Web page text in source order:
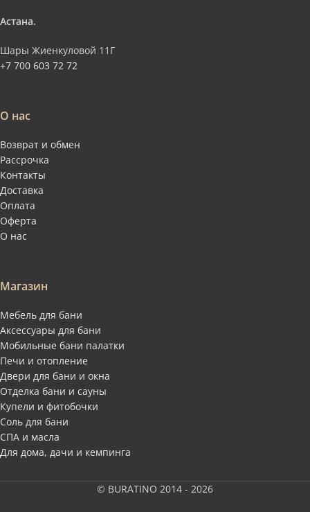
Астана.
Шары Жиенкуловой 11Г
+7 700 603 72 72
О нас
Возврат и обмен
Рассрочка
Контакты
Доставка
Оплата
Оферта
О нас
Магазин
Мебель для бани
Аксессуары для бани
Мобильные бани палатки
Печи и отопление
Двери для бани и окна
Отделка бани и сауны
Купели и фитобочки
Соль для бани
СПА и масла
Для дома, дачи и кемпинга
© BURATINO 2014 - 2026